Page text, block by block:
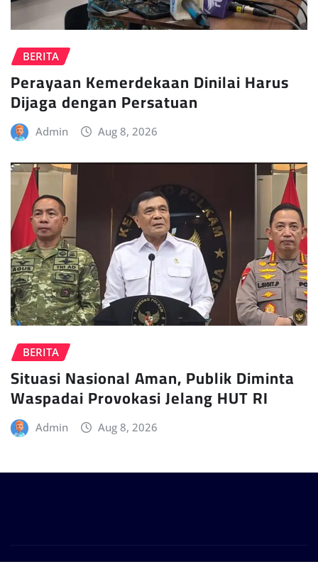
BERITA
Perayaan Kemerdekaan Dinilai Harus
Dijaga dengan Persatuan
Admin Aug 8, 2026
BERITA
Situasi Nasional Aman, Publik Diminta
Waspadai Provokasi Jelang HUT RI
Admin Aug 8, 2026